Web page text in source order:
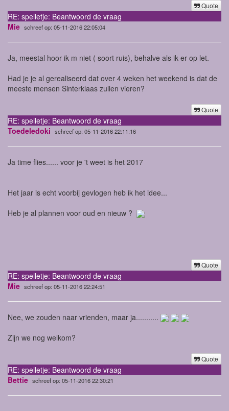
Quote
RE: spelletje: Beantwoord de vraag
Mie schreef op: 05-11-2016 22:05:04
Ja, meestal hoor ik m niet ( soort ruis), behalve als ik er op let.
Had je je al gerealiseerd dat over 4 weken het weekend is dat de
meeste mensen Sinterklaas zullen vieren?
Quote
RE: spelletje: Beantwoord de vraag
Toedeledoki schreef op: 05-11-2016 22:11:16
Ja time flies...... voor je 't weet is het 2017
Het jaar is echt voorbij gevlogen heb ik het idee...
Heb je al plannen voor oud en nieuw ?
Quote
RE: spelletje: Beantwoord de vraag
Mie schreef op: 05-11-2016 22:24:51
Nee, we zouden naar vrienden, maar ja...........
Zijn we nog welkom?
Quote
RE: spelletje: Beantwoord de vraag
Bettie schreef op: 05-11-2016 22:30:21